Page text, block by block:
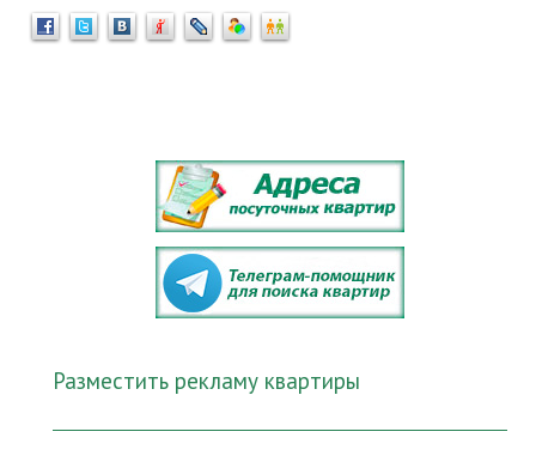
Разместить рекламу квартиры